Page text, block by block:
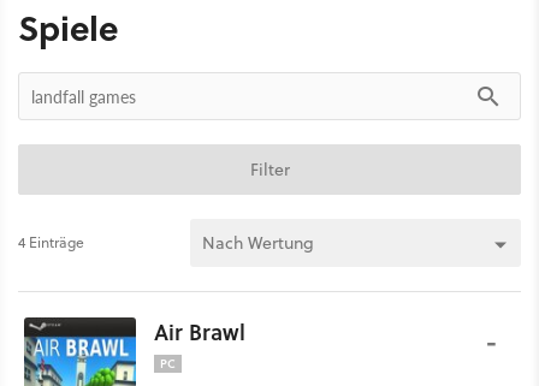
Spiele
Filter
4 Einträge
Air Brawl
PC
-